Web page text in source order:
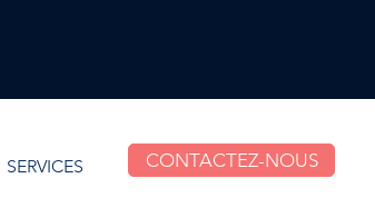
SERVICES CONTACTEZ-NOUS